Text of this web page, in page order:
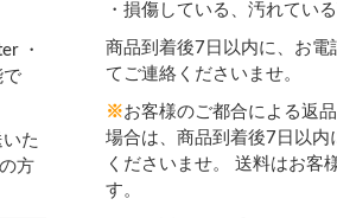
・
で
た
方
・損傷している、汚れてい
商品到着後7日以内に、お電
てご連絡くださいませ。
※お客様のご都合による返
場合は、商品到着後7日以内
くださいませ。 送料はお客
す。